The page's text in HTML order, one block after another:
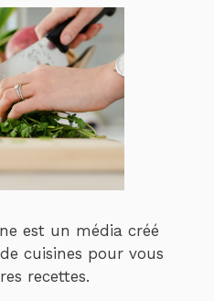
est un média créé
cuisines pour vous
recettes.